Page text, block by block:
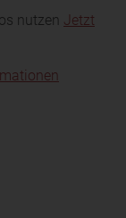
nutzen Jetzt